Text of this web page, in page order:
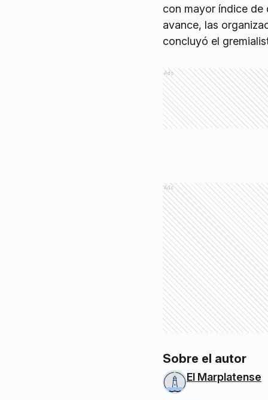
con mayor índice de
avance, las
concluyó el
Ads
Ads
Sobre el autor
El Marplatense